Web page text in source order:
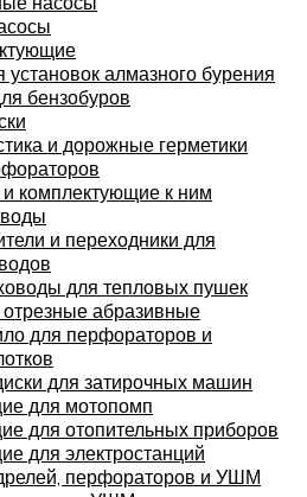
алмазного бурения
бензобуров
и дорожные герметики
комплектующие к ним
и переходники для
для тепловых пушек
отрезные абразивные
для перфораторов и
для затирочных машин
для мотопомп
для отопительных приборов
для электростанций
перфораторов и УШМ